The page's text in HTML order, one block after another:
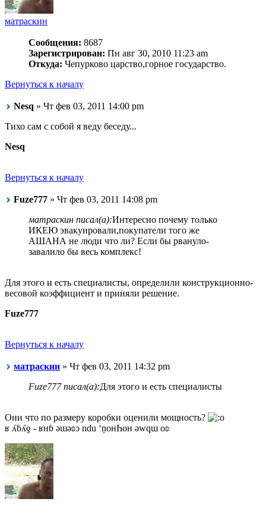
матраскин
Сообщения: 8687
Зарегистрирован: Пн авг 30, 2010 11:23 am
Откуда: Чепурково царство,горное государство.
Вернуться к началу
Nesq » Чт фев 03, 2011 14:00 pm
Тихо сам с собой я веду беседу...
Nesq
Вернуться к началу
Fuze777 » Чт фев 03, 2011 14:08 pm
матраскин писал(а):Интересно почему только
ИКЕЮ эвакуировали,покупатели того же
АШАНА не люди что ли? Если бы рвануло-
завалило бы весь комплекс!
Для этого и есть специалисты, определили конструкционно-
весовой коэффициент и приняли решение.
Fuze777
Вернуться к началу
матраскин » Чт фев 03, 2011 14:32 pm
Fuze777 писал(а):Для этого и есть специалисты
Они что по размеру коробки оценили мощность?
ʁ ʎɓʎƍ - ʁнɓ ǝɯǝʚɔ ndu ‘ņонҺон ǝwqɯ оʚ